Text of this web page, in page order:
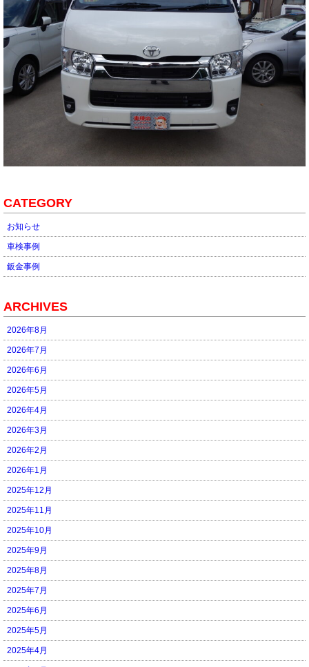
CATEGORY
お知らせ
車検事例
鈑金事例
ARCHIVES
2026年8月
2026年7月
2026年6月
2026年5月
2026年4月
2026年3月
2026年2月
2026年1月
2025年12月
2025年11月
2025年10月
2025年9月
2025年8月
2025年7月
2025年6月
2025年5月
2025年4月